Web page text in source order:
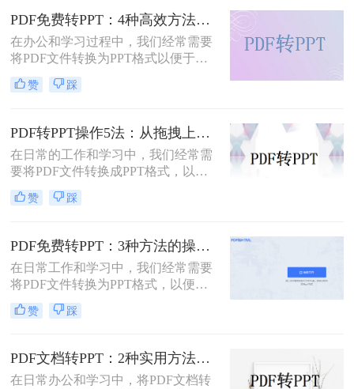
PPT的转换。
PDF免费转PPT：4种高效方法的速度、精度和文件限制实测！
在办公和学习过程中，我们经常需要
将PDF文件转换为PPT格式以便于演
示或编辑。那么怎么免费把pdf转换成
ppt呢？本文将详细介绍几种免费的方
赞 踩
PDF转PPT操作5法：从拖拽上传到批量转换的完整步骤！
在日常的工作和学习中，我们经常需
要将PDF文件转换成PPT格式，以便
进行编辑、展示和分享。那么PDF怎
么转换成PPT呢？本文将介绍五种将
赞 踩
PDF免费转PPT：3种方法的操作步骤和常见报错处理!
在日常工作和学习中，我们经常需要
将PDF文件转换为PPT格式，以便进
行演示和分享。那么如何免费将pdf转
换成PPT呢？本文将介绍三种免费将
赞 踩
PDF文档转PPT：2种实用方法的关键参数和输出对比！
在日常办公和学习中，将PDF文档转